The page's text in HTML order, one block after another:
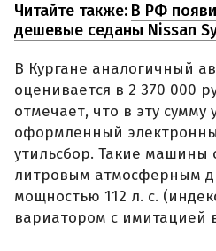
Читайте также: В РФ
дешевые седаны Nissan
В Кургане аналогичный
оценивается в 2 370 000
отмечает, что в эту
оформленный
утильсбор. Такие машины
литровым атмосферным
мощностью 112 л. с.
вариатором с имитацией